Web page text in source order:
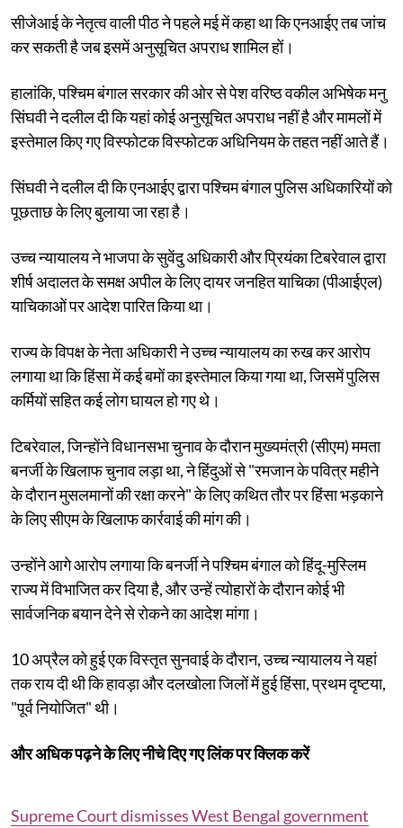
सीजेआई के नेतृत्व वाली पीठ ने पहले मई में कहा था कि एनआईए तब जांच
कर सकती है जब इसमें अनुसूचित अपराध शामिल हों।
हालांकि, पश्चिम बंगाल सरकार की ओर से पेश वरिष्ठ वकील अभिषेक मनु
सिंघवी ने दलील दी कि यहां कोई अनुसूचित अपराध नहीं है और मामलों में
इस्तेमाल किए गए विस्फोटक विस्फोटक अधिनियम के तहत नहीं आते हैं।
सिंघवी ने दलील दी कि एनआईए द्वारा पश्चिम बंगाल पुलिस अधिकारियों को
पूछताछ के लिए बुलाया जा रहा है।
उच्च न्यायालय ने भाजपा के सुवेंदु अधिकारी और प्रियंका टिबरेवाल द्वारा
शीर्ष अदालत के समक्ष अपील के लिए दायर जनहित याचिका (पीआईएल)
याचिकाओं पर आदेश पारित किया था।
राज्य के विपक्ष के नेता अधिकारी ने उच्च न्यायालय का रुख कर आरोप
लगाया था कि हिंसा में कई बमों का इस्तेमाल किया गया था, जिसमें पुलिस
कर्मियों सहित कई लोग घायल हो गए थे।
टिबरेवाल, जिन्होंने विधानसभा चुनाव के दौरान मुख्यमंत्री (सीएम) ममता
बनर्जी के खिलाफ चुनाव लड़ा था, ने हिंदुओं से "रमजान के पवित्र महीने
के दौरान मुसलमानों की रक्षा करने" के लिए कथित तौर पर हिंसा भड़काने
के लिए सीएम के खिलाफ कार्रवाई की मांग की।
उन्होंने आगे आरोप लगाया कि बनर्जी ने पश्चिम बंगाल को हिंदू-मुस्लिम
राज्य में विभाजित कर दिया है, और उन्हें त्योहारों के दौरान कोई भी
सार्वजनिक बयान देने से रोकने का आदेश मांगा।
10 अप्रैल को हुई एक विस्तृत सुनवाई के दौरान, उच्च न्यायालय ने यहां
तक ​​राय दी थी कि हावड़ा और दलखोला जिलों में हुई हिंसा, प्रथम दृष्टया,
"पूर्व नियोजित" थी।
और अधिक पढ़ने के लिए नीचे दिए गए लिंक पर क्लिक करें
Supreme Court dismisses West Bengal government